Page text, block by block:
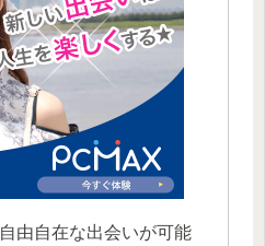
由自在な出会いが可能